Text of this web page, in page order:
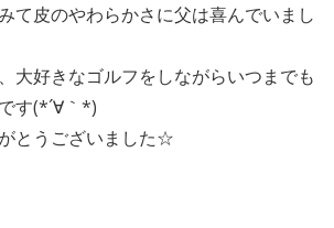
て皮のやわらかさに父は喜んでいまし
大好きなゴルフをしながらいつまでも
す(*´∀｀*)
とうございました☆